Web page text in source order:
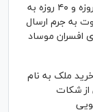
۲ عامل مهم صهیونیست‌ها در جنگ‌های ۱۲ روزه و ۴۰ روزه به
به جرم ارسال
افسران موساد
ملک به نام
از شکات